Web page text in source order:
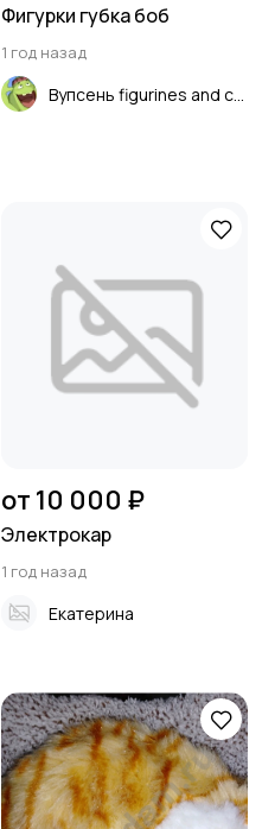
Фигурки губка боб
1 год назад
от 10 000 ₽
Электрокар
1 год назад
Екатерина